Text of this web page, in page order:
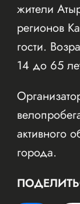
жители
регионов
гости.
14 до 65
активного
города.